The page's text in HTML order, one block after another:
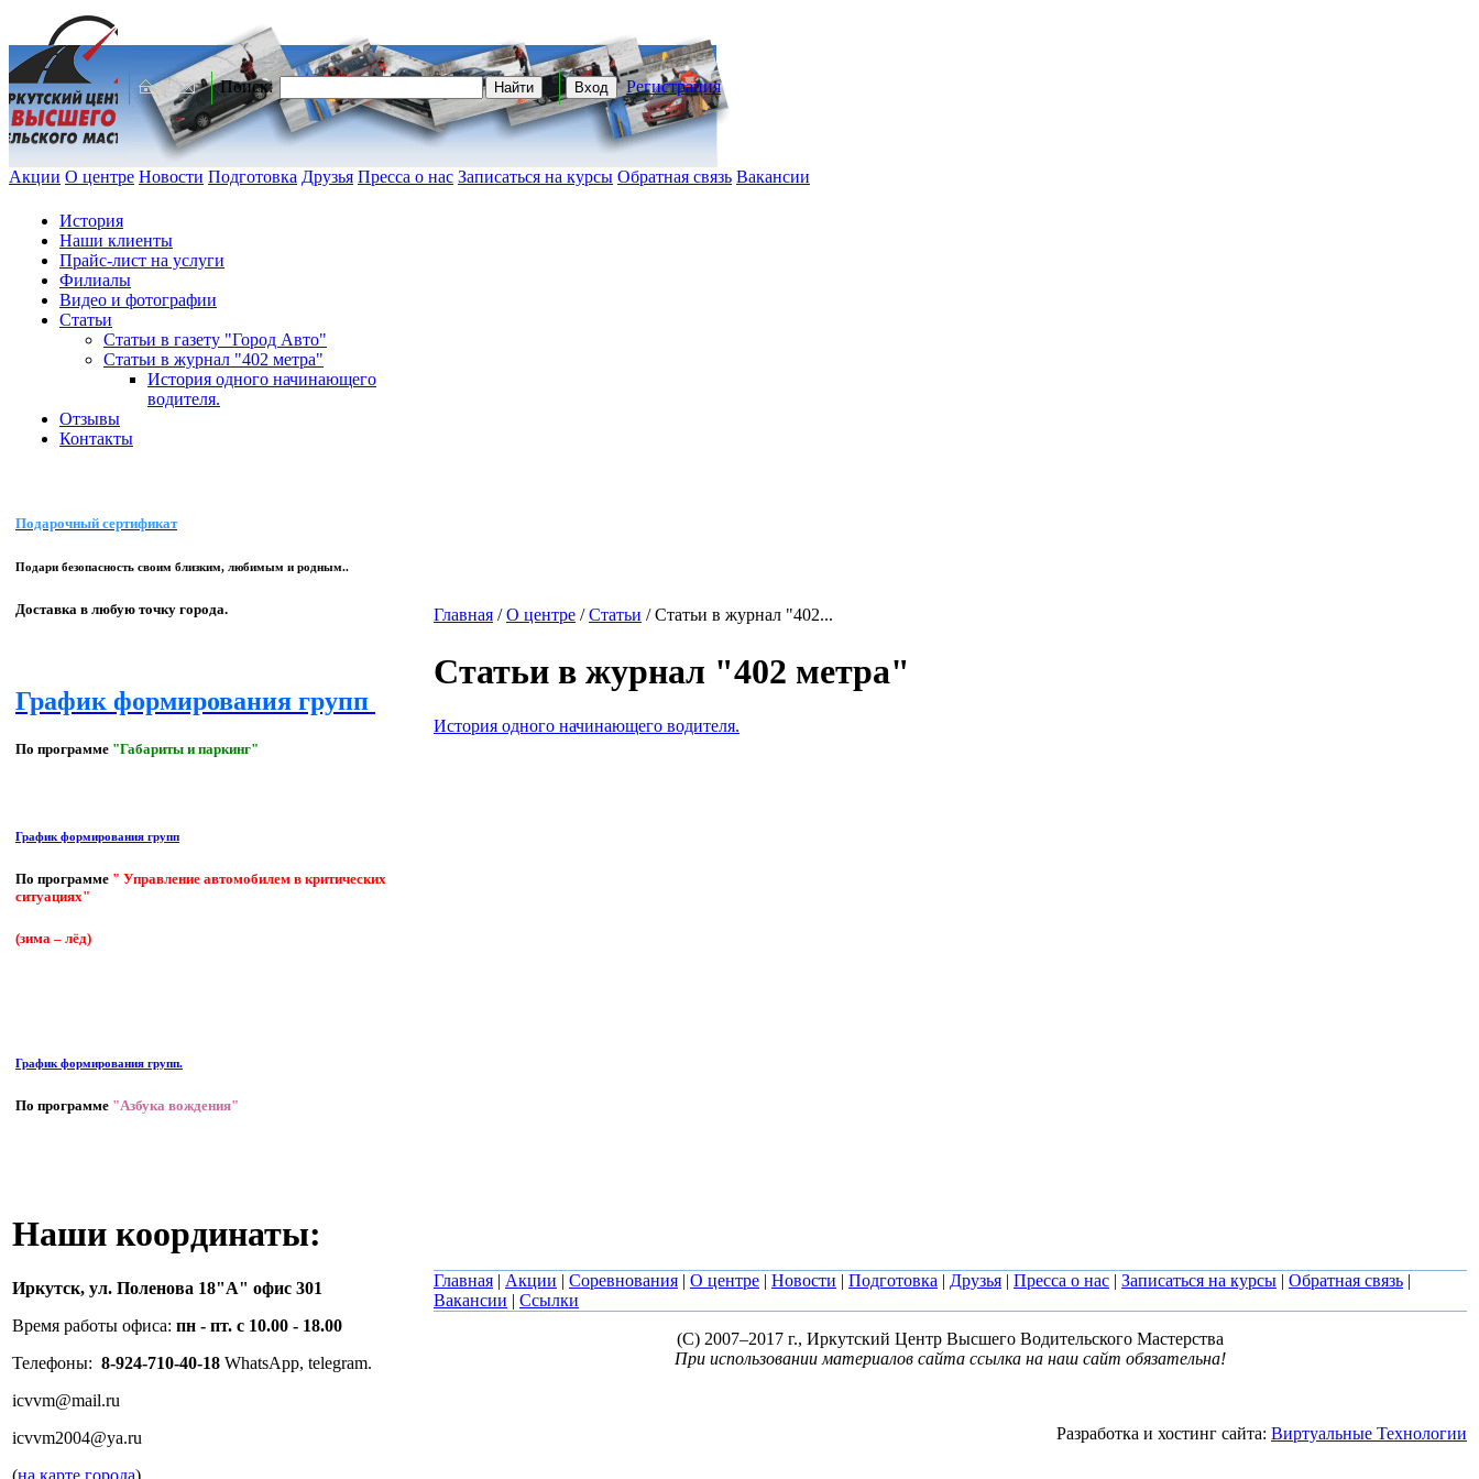
Поиск: Найти Вход Регистрация
Акции О центре Новости Подготовка Друзья Пресса о нас Записаться на курсы Обратная связь Вакансии
История
Наши клиенты
Прайс-лист на услуги
Филиалы
Видео и фотографии
Статьи
Статьи в газету "Город Авто"
Статьи в журнал "402 метра"
История одного начинающего
водителя.
Отзывы
Контакты
Подарочный сертификат
Подари безопасность своим близким, любимым и родным..
Доставка в любую точку города.
График формирования групп
По программе "Габариты и паркинг"
График формирования групп
По программе " Управление автомобилем в критических
ситуациях"
(зима – лёд)
График формирования групп.
По программе "Азбука вождения"
Главная /О центре /Статьи /Статьи в журнал "402...
Статьи в журнал "402 метра"
История одного начинающего водителя.
Наши координаты:
Иркутск, ул. Поленова 18"А" офис 301
Время работы офиса: пн - пт. с 10.00 - 18.00
Телефоны: 8-924-710-40-18 WhatsApp, telegram.
icvvm@mail.ru
icvvm2004@ya.ru
(на карте города)
Главная | Акции | Соревнования | О центре | Новости | Подготовка | Друзья | Пресса о нас | Записаться на курсы | Обратная связь |
Вакансии | Ссылки
(C) 2007–2017 г., Иркутский Центр Высшего Водительского Мастерства
При использовании материалов сайта ссылка на наш сайт обязательна!
Разработка и хостинг сайта: Виртуальные Технологии